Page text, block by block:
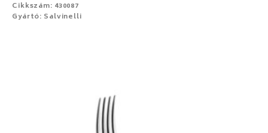
Cikkszám: 430087
Gyártó: Salvinelli